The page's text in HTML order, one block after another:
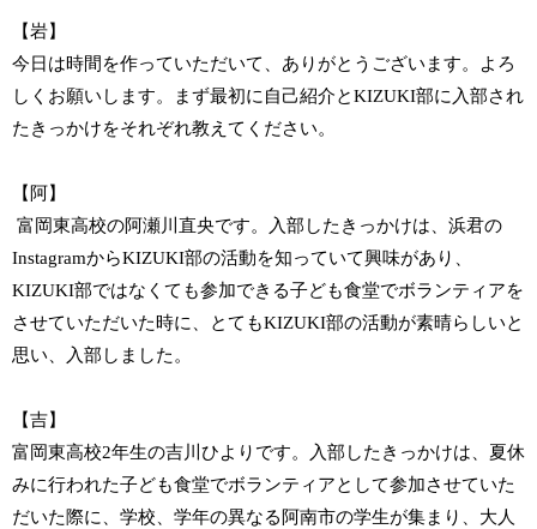
【岩】
今日は時間を作っていただいて、ありがとうございます。よろ
しくお願いします。まず最初に自己紹介とKIZUKI部に入部され
たきっかけをそれぞれ教えてください。
【阿】
富岡東高校の阿瀬川直央です。入部したきっかけは、浜君の
InstagramからKIZUKI部の活動を知っていて興味があり、
KIZUKI部ではなくても参加できる子ども食堂でボランティアを
させていただいた時に、とてもKIZUKI部の活動が素晴らしいと
思い、入部しました。
【吉】
富岡東高校2年生の吉川ひよりです。入部したきっかけは、夏休
みに行われた子ども食堂でボランティアとして参加させていた
だいた際に、学校、学年の異なる阿南市の学生が集まり、大人